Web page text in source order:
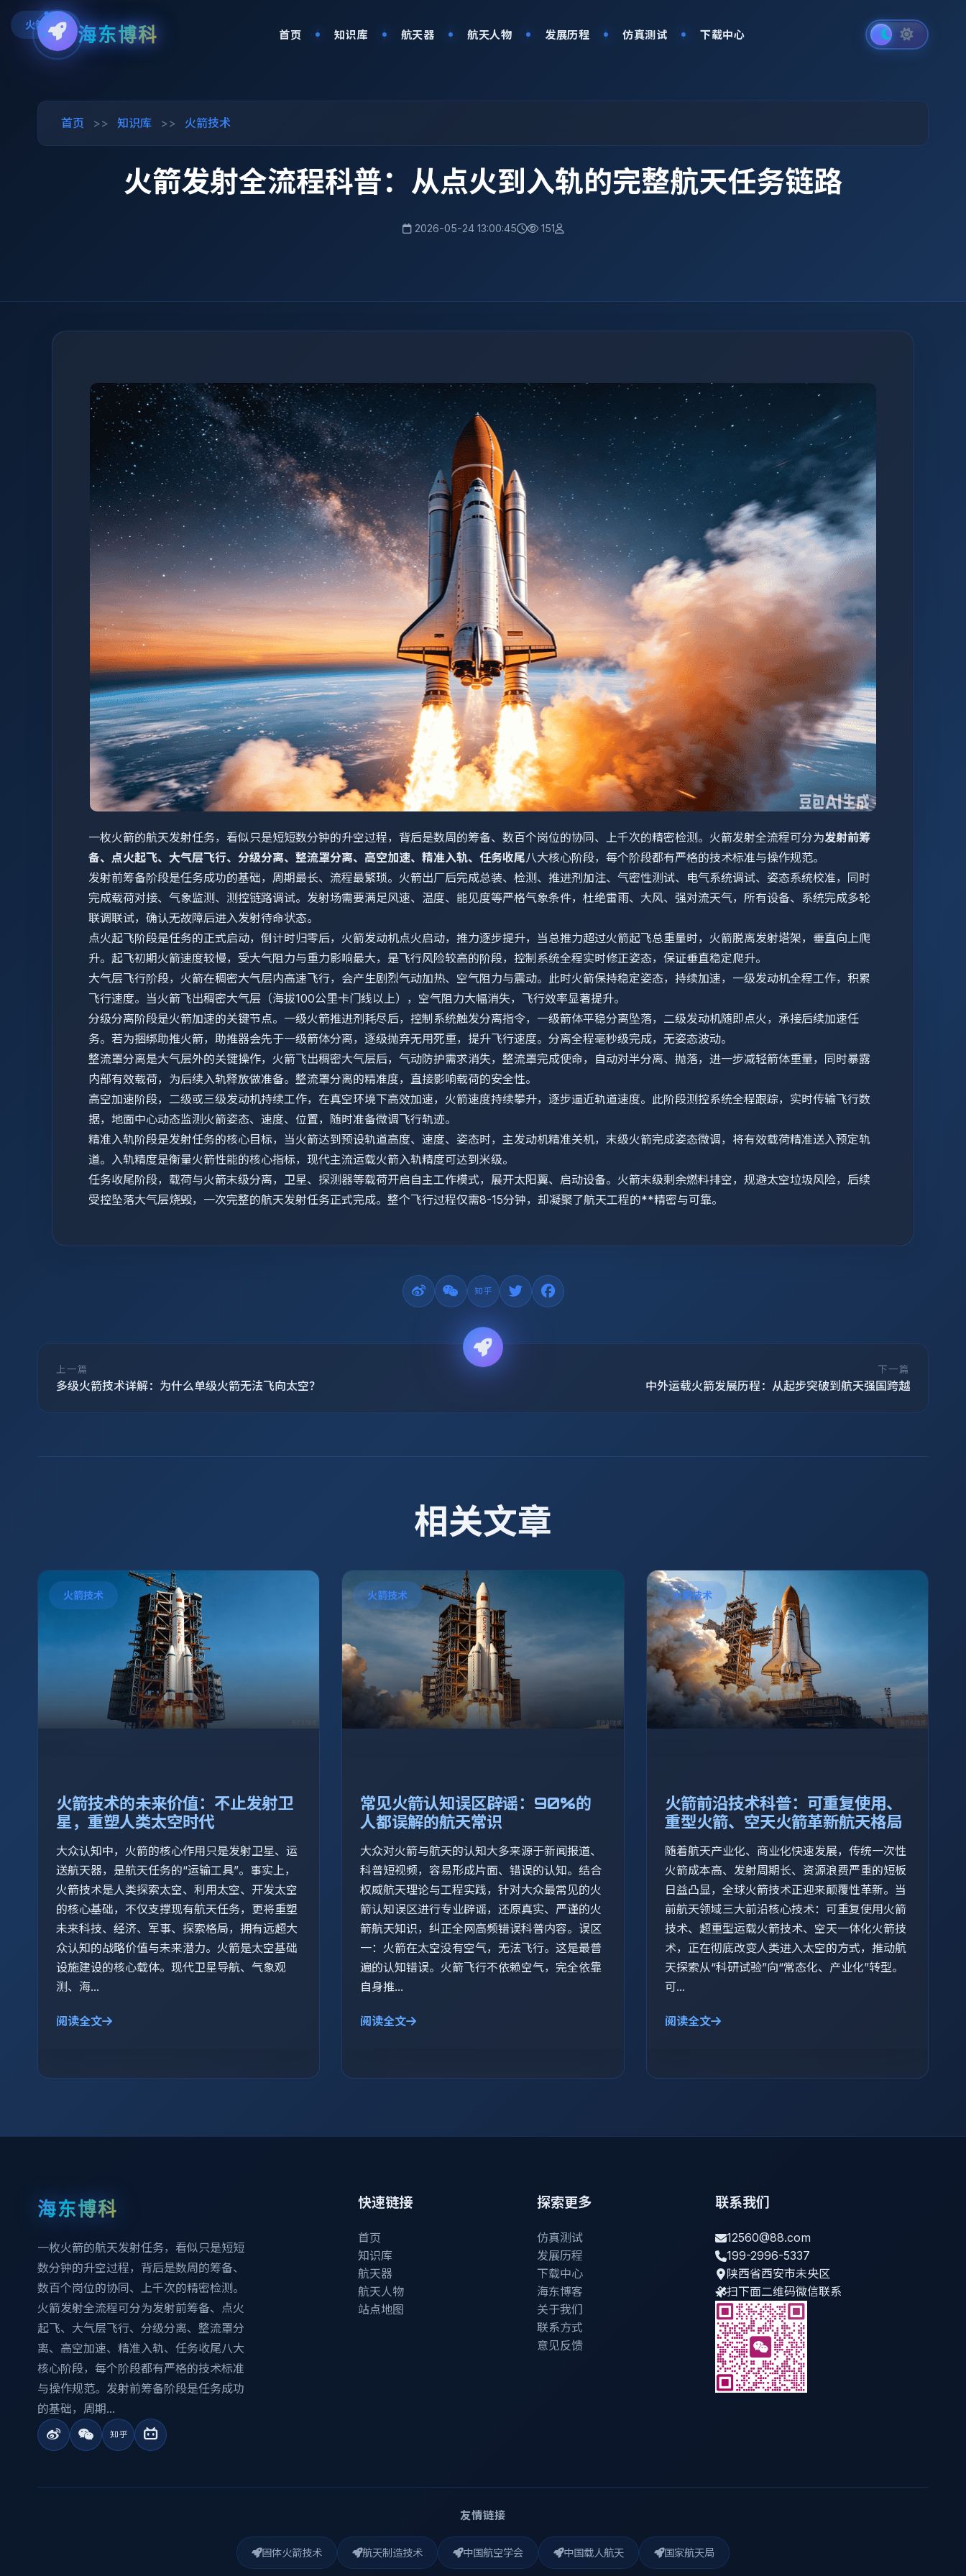
海东博科 首页 知识库 航天器 航天人物 发展历程 仿真测试 下载中心
首页 >> 知识库 >> 火箭技术
火箭技术
火箭发射全流程科普：从点火到入轨的完整航天任务链路
2026-05-24 13:00:45 151
一枚火箭的航天发射任务，看似只是短短数分钟的升空过程，背后是数周的筹备、数百个岗位的协同、上千次的精密检测。火箭发射全流程可分为发射前筹
备、点火起飞、大气层飞行、分级分离、整流罩分离、高空加速、精准入轨、任务收尾八大核心阶段，每个阶段都有严格的技术标准与操作规范。
发射前筹备阶段是任务成功的基础，周期最长、流程最繁琐。火箭出厂后完成总装、检测、推进剂加注、气密性测试、电气系统调试、姿态系统校准，同时
完成载荷对接、气象监测、测控链路调试。发射场需要满足风速、温度、能见度等严格气象条件，杜绝雷雨、大风、强对流天气，所有设备、系统完成多轮
联调联试，确认无故障后进入发射待命状态。
点火起飞阶段是任务的正式启动，倒计时归零后，火箭发动机点火启动，推力逐步提升，当总推力超过火箭起飞总重量时，火箭脱离发射塔架，垂直向上爬
升。起飞初期火箭速度较慢，受大气阻力与重力影响最大，是飞行风险较高的阶段，控制系统全程实时修正姿态，保证垂直稳定爬升。
大气层飞行阶段，火箭在稠密大气层内高速飞行，会产生剧烈气动加热、空气阻力与震动。此时火箭保持稳定姿态，持续加速，一级发动机全程工作，积累
飞行速度。当火箭飞出稠密大气层（海拔100公里卡门线以上），空气阻力大幅消失，飞行效率显著提升。
分级分离阶段是火箭加速的关键节点。一级火箭推进剂耗尽后，控制系统触发分离指令，一级箭体平稳分离坠落，二级发动机随即点火，承接后续加速任
务。若为捆绑助推火箭，助推器会先于一级箭体分离，逐级抛弃无用死重，提升飞行速度。分离全程毫秒级完成，无姿态波动。
整流罩分离是大气层外的关键操作，火箭飞出稠密大气层后，气动防护需求消失，整流罩完成使命，自动对半分离、抛落，进一步减轻箭体重量，同时暴露
内部有效载荷，为后续入轨释放做准备。整流罩分离的精准度，直接影响载荷的安全性。
高空加速阶段，二级或三级发动机持续工作，在真空环境下高效加速，火箭速度持续攀升，逐步逼近轨道速度。此阶段测控系统全程跟踪，实时传输飞行数
据，地面中心动态监测火箭姿态、速度、位置，随时准备微调飞行轨迹。
精准入轨阶段是发射任务的核心目标，当火箭达到预设轨道高度、速度、姿态时，主发动机精准关机，末级火箭完成姿态微调，将有效载荷精准送入预定轨
道。入轨精度是衡量火箭性能的核心指标，现代主流运载火箭入轨精度可达到米级。
任务收尾阶段，载荷与火箭末级分离，卫星、探测器等载荷开启自主工作模式，展开太阳翼、启动设备。火箭末级剩余燃料排空，规避太空垃圾风险，后续
受控坠落大气层烧毁，一次完整的航天发射任务正式完成。整个飞行过程仅需8-15分钟，却凝聚了航天工程的**精密与可靠。
上一篇
多级火箭技术详解：为什么单级火箭无法飞向太空？
下一篇
中外运载火箭发展历程：从起步突破到航天强国跨越
相关文章
火箭技术
火箭技术的未来价值：不止发射卫
星，重塑人类太空时代
大众认知中，火箭的核心作用只是发射卫星、运
送航天器，是航天任务的“运输工具”。事实上，
火箭技术是人类探索太空、利用太空、开发太空
的核心基础，不仅支撑现有航天任务，更将重塑
未来科技、经济、军事、探索格局，拥有远超大
众认知的战略价值与未来潜力。火箭是太空基础
设施建设的核心载体。现代卫星导航、气象观
测、海...
阅读全文
火箭技术
常见火箭认知误区辟谣：90%的
人都误解的航天常识
大众对火箭与航天的认知大多来源于新闻报道、
科普短视频，容易形成片面、错误的认知。结合
权威航天理论与工程实践，针对大众最常见的火
箭认知误区进行专业辟谣，还原真实、严谨的火
箭航天知识，纠正全网高频错误科普内容。误区
一：火箭在太空没有空气，无法飞行。这是最普
遍的认知错误。火箭飞行不依赖空气，完全依靠
自身推...
阅读全文
火箭技术
火箭前沿技术科普：可重复使用、
重型火箭、空天火箭革新航天格局
随着航天产业化、商业化快速发展，传统一次性
火箭成本高、发射周期长、资源浪费严重的短板
日益凸显，全球火箭技术正迎来颠覆性革新。当
前航天领域三大前沿核心技术：可重复使用火箭
技术、超重型运载火箭技术、空天一体化火箭技
术，正在彻底改变人类进入太空的方式，推动航
天探索从“科研试验”向“常态化、产业化”转型。
可...
阅读全文
海东博科
一枚火箭的航天发射任务，看似只是短短
数分钟的升空过程，背后是数周的筹备、
数百个岗位的协同、上千次的精密检测。
火箭发射全流程可分为发射前筹备、点火
起飞、大气层飞行、分级分离、整流罩分
离、高空加速、精准入轨、任务收尾八大
核心阶段，每个阶段都有严格的技术标准
与操作规范。发射前筹备阶段是任务成功
的基础，周期...
快速链接
首页
知识库
航天器
航天人物
站点地图
探索更多
仿真测试
发展历程
下载中心
海东博客
关于我们
联系方式
意见反馈
联系我们
12560@88.com
199-2996-5337
陕西省西安市未央区
扫下面二维码微信联系
友情链接
固体火箭技术 航天制造技术 中国航空学会 中国载人航天 国家航天局